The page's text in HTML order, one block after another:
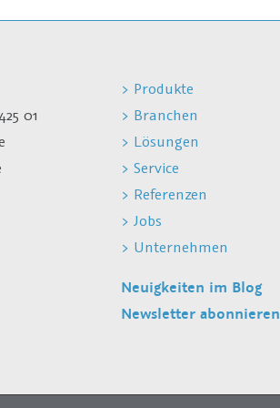
01
> Produkte
> Branchen
> Lösungen
> Service
> Referenzen
> Jobs
> Unternehmen
Neuigkeiten im Blog
Newsletter abonnieren